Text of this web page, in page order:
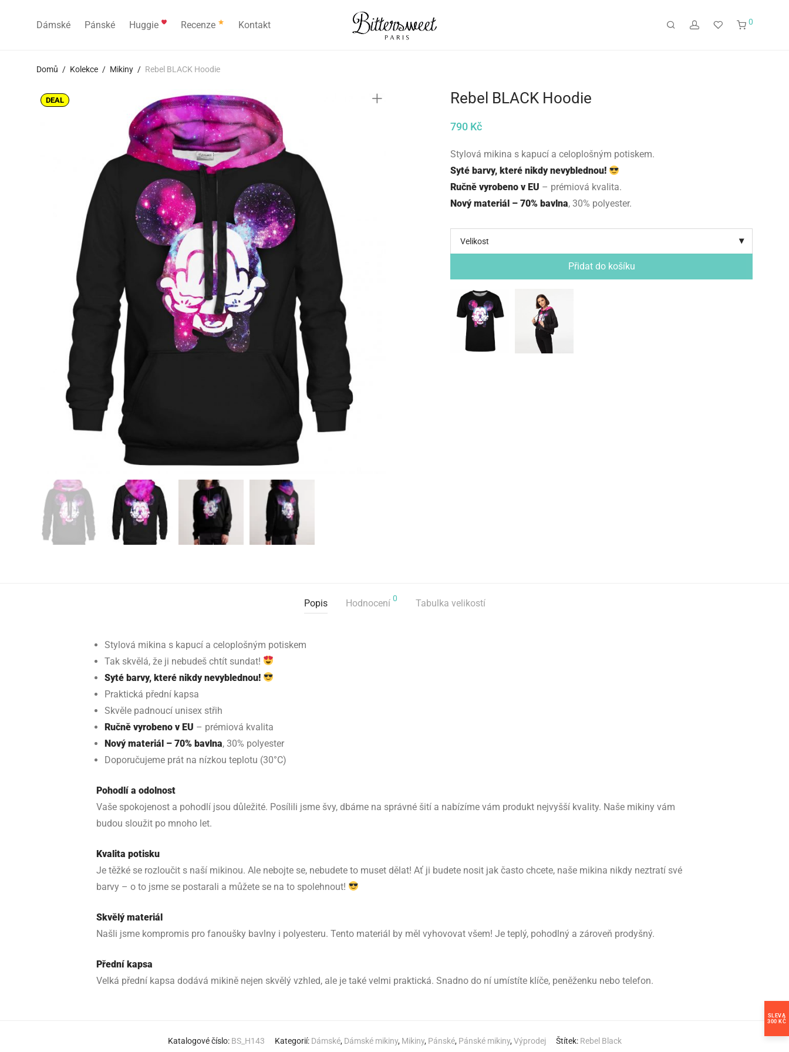
Dámské Pánské Huggie Recenze Kontakt 0
Domů / Kolekce / Mikiny / Rebel BLACK Hoodie
DEAL Rebel BLACK Hoodie
790 Kč
Stylová mikina s kapucí a celoplošným potiskem.
Syté barvy, které nikdy nevyblednou!
Ručně vyrobeno v EU – prémiová kvalita.
Nový materiál – 70% bavlna, 30% polyester.
Velikost
Přidat do košíku
Popis Hodnocení 0 Tabulka velikostí
Stylová mikina s kapucí a celoplošným potiskem
Tak skvělá, že ji nebudeš chtít sundat!
Syté barvy, které nikdy nevyblednou!
Praktická přední kapsa
Skvěle padnoucí unisex střih
Ručně vyrobeno v EU – prémiová kvalita
Nový materiál – 70% bavlna, 30% polyester
Doporučujeme prát na nízkou teplotu (30°C)
Pohodlí a odolnost
Vaše spokojenost a pohodlí jsou důležité. Posílili jsme švy, dbáme na správné šití a nabízíme vám produkt nejvyšší kvality. Naše mikiny vám
budou sloužit po mnoho let.
Kvalita potisku
Je těžké se rozloučit s naší mikinou. Ale nebojte se, nebudete to muset dělat! Ať ji budete nosit jak často chcete, naše mikina nikdy neztratí své
barvy – o to jsme se postarali a můžete se na to spolehnout!
Skvělý materiál
Našli jsme kompromis pro fanoušky bavlny i polyesteru. Tento materiál by měl vyhovovat všem! Je teplý, pohodlný a zároveň prodyšný.
Přední kapsa
Velká přední kapsa dodává mikině nejen skvělý vzhled, ale je také velmi praktická. Snadno do ní umístíte klíče, peněženku nebo telefon.
Katalogové číslo: BS_H143 Kategorií: Dámské, Dámské mikiny, Mikiny, Pánské, Pánské mikiny,Výprodej Štítek: Rebel Black
SLEVA
300 KČ